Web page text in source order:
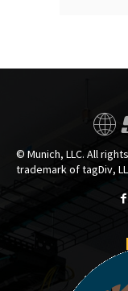
© Munich, LLC. All
trademark of tagDiv,